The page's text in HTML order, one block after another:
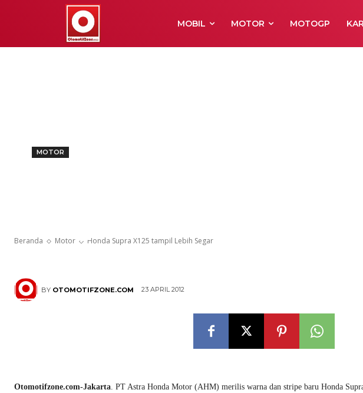
MOBIL MOTOR MOTOGP
Beranda Motor Honda Supra X125 tampil Lebih Segar
MOTOR
BY OTOMOTIFZONE.COM 23 APRIL 2012
Otomotifzone.com-Jakarta. PT Astra Honda Motor (AHM) merilis warna dan stripe baru Honda